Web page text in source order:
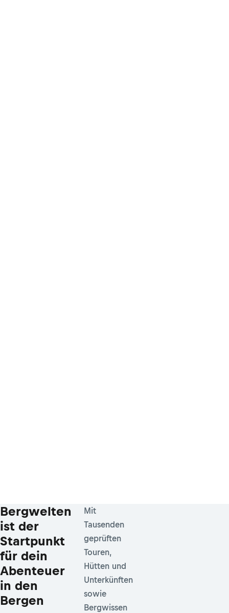
Bergwelten
ist der
Startpunkt
für dein
Abenteuer
in den
Bergen
Mit
Tausenden
geprüften
Touren,
Hütten und
Unterkünften
sowie
Bergwissen